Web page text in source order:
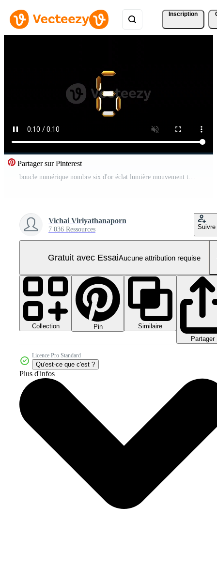
Inscription
Partager sur Pinterest
boucle numérique nombre six d'or éclat lumière mouvement texte Vidéo Pro
Vichai Viriyathanaporn
7 036 Ressources Suivre
Gratuit avec EssaiAucune attribution requise
Collection Pin
Similaire
Partager
Licence Pro Standard
Qu'est-ce que c'est ?
Plus d'infos